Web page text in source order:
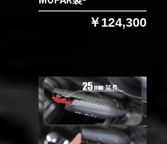
￥124,300